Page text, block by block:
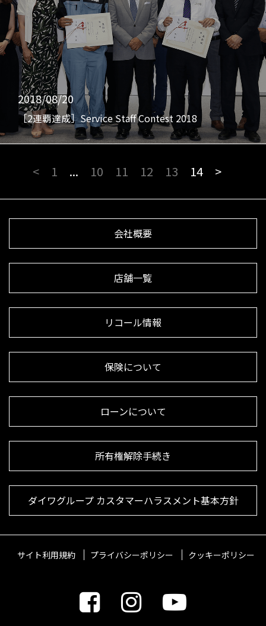
2018/08/20
［2連覇達成］Service Staff Contest 2018
< 1 ... 10 11 12 13 14 >
会社概要
店舗一覧
リコール情報
保険について
ローンについて
所有権解除手続き
ダイワグループ カスタマーハラスメント基本方針
サイト利用規約 プライバシーポリシー クッキーポリシー